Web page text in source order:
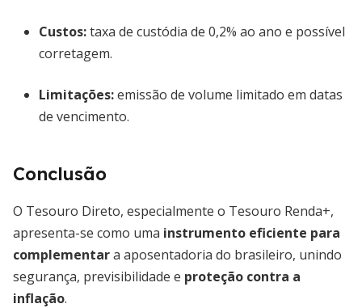
Custos:taxa de custódia de 0,2% ao ano e possível
corretagem.
Limitações:emissão de volume limitado em datas
de vencimento.
Conclusão
O Tesouro Direto, especialmente o Tesouro Renda+,
apresenta-se como uma instrumento eficiente para
complementara aposentadoria do brasileiro, unindo
segurança, previsibilidade e proteção contra a
inflação.